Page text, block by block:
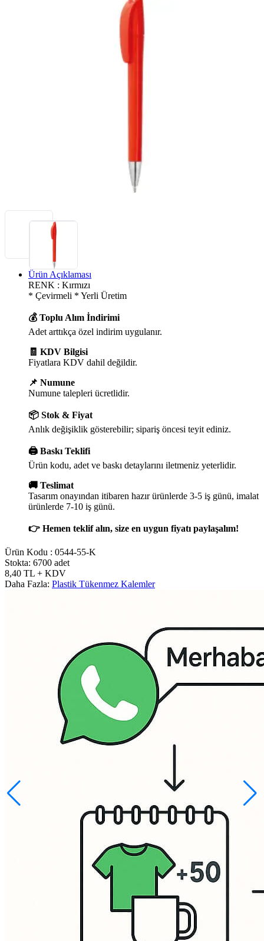
Ürün Açıklaması
RENK : Kırmızı
* Çevirmeli * Yerli Üretim
💰 Toplu Alım İndirimi
Adet arttıkça özel indirim uygulanır.
🧾 KDV Bilgisi
Fiyatlara KDV dahil değildir.
📌 Numune
Numune talepleri ücretlidir.
📦 Stok & Fiyat
Anlık değişiklik gösterebilir; sipariş öncesi teyit ediniz.
🖨️ Baskı Teklifi
Ürün kodu, adet ve baskı detaylarını iletmeniz yeterlidir.
🚚 Teslimat
Tasarım onayından itibaren hazır ürünlerde 3-5 iş günü, imalat
ürünlerde 7-10 iş günü.
👉 Hemen teklif alın, size en uygun fiyatı paylaşalım!
Ürün Kodu : 0544-55-K
Stokta: 6700 adet
8,40 TL + KDV
Daha Fazla: Plastik Tükenmez Kalemler